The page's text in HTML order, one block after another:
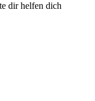
dir helfen dich